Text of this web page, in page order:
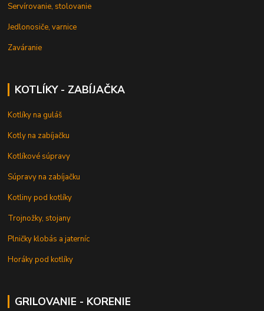
Servírovanie, stolovanie
Jedlonosiče, varnice
Zaváranie
KOTLÍKY - ZABÍJAČKA
Kotlíky na guláš
Kotly na zabíjačku
Kotlíkové súpravy
Súpravy na zabíjačku
Kotliny pod kotlíky
Trojnožky, stojany
Plničky klobás a jaterníc
Horáky pod kotlíky
GRILOVANIE - KORENIE